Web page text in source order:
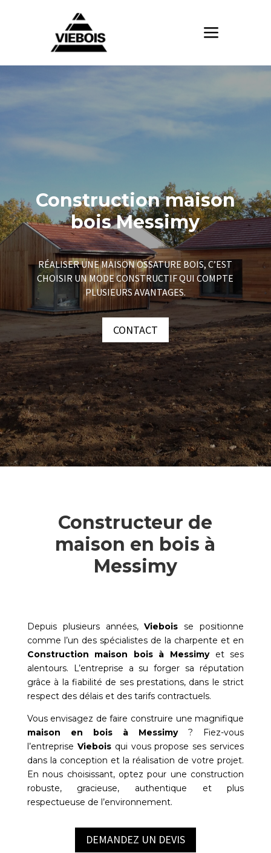
Construction maison
bois Messimy
RÉALISER UNE MAISON OSSATURE BOIS, C’EST
CHOISIR UN MODE CONSTRUCTIF QUI COMPTE
PLUSIEURS AVANTAGES.
CONTACT
Constructeur de
maison en bois à
Messimy
Depuis plusieurs années,Viebois se positionne
comme l’un des spécialistes de la charpente et en
Construction maison bois à
Messimyet ses
alentours. L’entreprise a su forger sa réputation
grâce à la fiabilité de ses prestations, dans le strict
respect des délais et des tarifs contractuels.
Vous envisagez de faire construire une magnifique
maison en bois à
Messimy? Fiez-vous
l’entreprise Vieboisqui vous propose ses services
dans la conception et la réalisation de votre projet.
En nous choisissant, optez pour une construction
robuste, gracieuse, authentique et plus
respectueuse de l’environnement.
DEMANDEZ UN DEVIS